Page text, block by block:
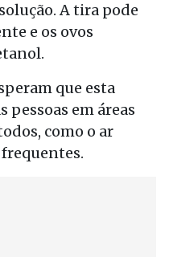
A tira pode
e os ovos
que esta
pessoas em áreas
como o ar